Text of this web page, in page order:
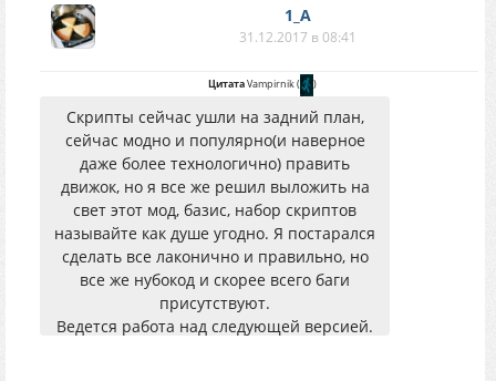
1_A
31.12.2017 в 08:41
ЦитатаVampirnik( )
Скрипты сейчас ушли на задний план,
сейчас модно и популярно(и наверное
даже более технологично) править
движок, но я все же решил выложить на
свет этот мод, базис, набор скриптов
называйте как душе угодно. Я постарался
сделать все лаконично и правильно, но
все же нубокод и скорее всего баги
присутствуют.
Ведется работа над следующей версией.